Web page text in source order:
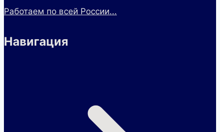
Работаем по всей России...
Навигация